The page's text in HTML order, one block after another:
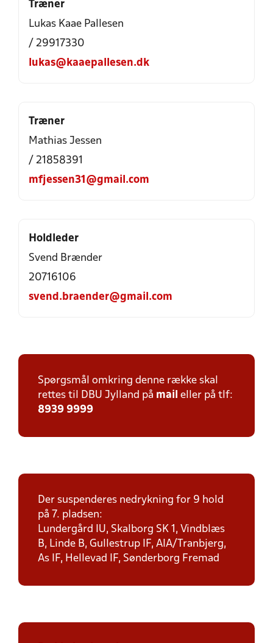
Træner
Lukas Kaae Pallesen
/ 29917330
lukas@kaaepallesen.dk
Træner
Mathias Jessen
/ 21858391
mfjessen31@gmail.com
Holdleder
Svend Brænder
20716106
svend.braender@gmail.com
Spørgsmål omkring denne række skal
rettes til DBU Jylland på mail eller på tlf:
8939 9999
Der suspenderes nedrykning for 9 hold
på 7. pladsen:
Lundergård IU, Skalborg SK 1, Vindblæs
B, Linde B, Gullestrup IF, AIA/Tranbjerg,
As IF, Hellevad IF, Sønderborg Fremad